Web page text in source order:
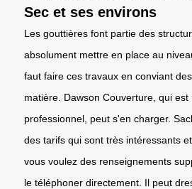
Sec et ses environs
Les gouttières font partie des
absolument mettre en place au
faut faire ces travaux en conviant
matière. Dawson Couverture, qui est
professionnel, peut s'en charger.
des tarifs qui sont très intéressants
vous voulez des renseignements
le téléphoner directement. Il peut